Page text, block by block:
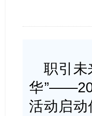
职引未
华
活动启动